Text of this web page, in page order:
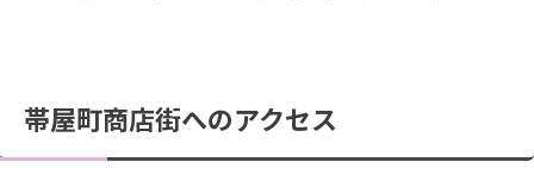
帯屋町商店街へのアクセス